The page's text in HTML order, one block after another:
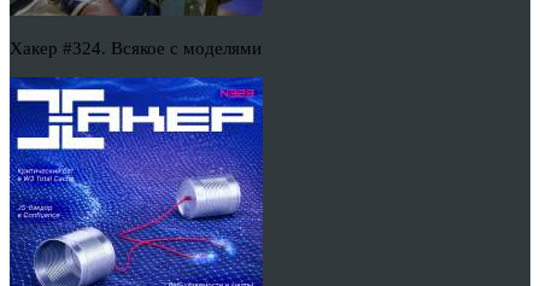
Хакер #324. Всякое с моделями